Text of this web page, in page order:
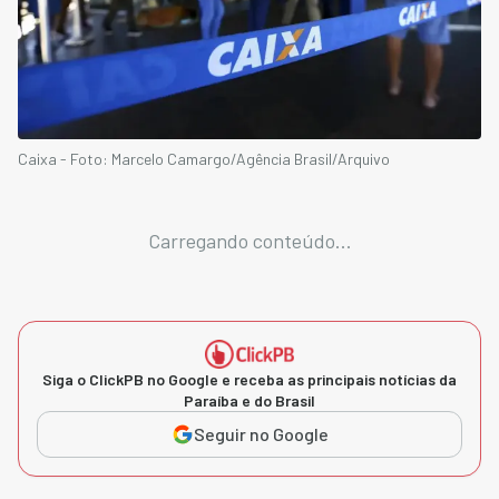
Caixa - Foto: Marcelo Camargo/Agência Brasil/Arquivo
Carregando conteúdo...
Siga o ClickPB no Google e receba as principais notícias da
Paraíba e do Brasil
Seguir no Google